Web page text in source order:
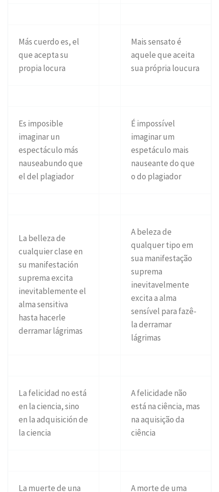
Más cuerdo es, el
que acepta su
propia locura
Mais sensato é
aquele que aceita
sua própria loucura
Es imposible
imaginar un
espectáculo más
nauseabundo que
el del plagiador
É impossível
imaginar um
espetáculo mais
nauseante do que
o do plagiador
La belleza de
cualquier clase en
su manifestación
suprema excita
inevitablemente el
alma sensitiva
hasta hacerle
derramar lágrimas
A beleza de
qualquer tipo em
sua manifestação
suprema
inevitavelmente
excita a alma
sensível para fazê-
la derramar
lágrimas
La felicidad no está
en la ciencia, sino
en la adquisición de
la ciencia
A felicidade não
está na ciência, mas
na aquisição da
ciência
La muerte de una A morte de uma